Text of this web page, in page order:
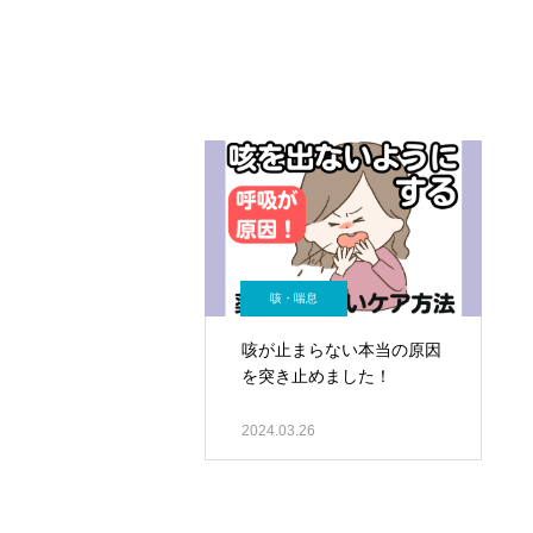
咳・喘息
咳が止まらない本当の原因
を突き止めました！
2024.03.26